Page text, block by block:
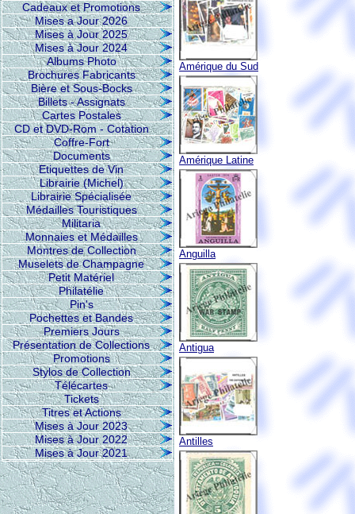
Cadeaux et Promotions
Mises a Jour 2026
Mises à Jour 2025
Mises à Jour 2024
Albums Photo
Brochures Fabricants
Bière et Sous-Bocks
Billets - Assignats
Cartes Postales
CD et DVD-Rom - Cotation
Coffre-Fort
Documents
Etiquettes de Vin
Librairie (Michel)
Librairie Spécialisée
Médailles Touristiques
Militaria
Monnaies et Médailles
Montres de Collection
Muselets de Champagne
Petit Matériel
Philatélie
Pin's
Pochettes et Bandes
Premiers Jours
Présentation de Collections
Promotions
Stylos de Collection
Télécartes
Tickets
Titres et Actions
Mises à Jour 2023
Mises à Jour 2022
Mises à Jour 2021
Amérique du Sud
Amérique Latine
Anguilla
Antigua
Antilles